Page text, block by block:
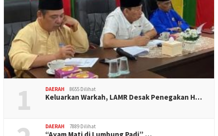
1 DAERAH 8655 Dilihat
Keluarkan Warkah, LAMR Desak Penegakan H…
DAERAH 7889 Dilihat
“Ayam Mati di Lumbung Padi” …